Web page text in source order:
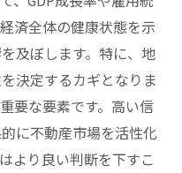
済全体の健康状態を示
及ぼします。特に、地
決定するカギとなりま
要な要素です。高い信
に不動産市場を活性化
より良い判断を下すこ